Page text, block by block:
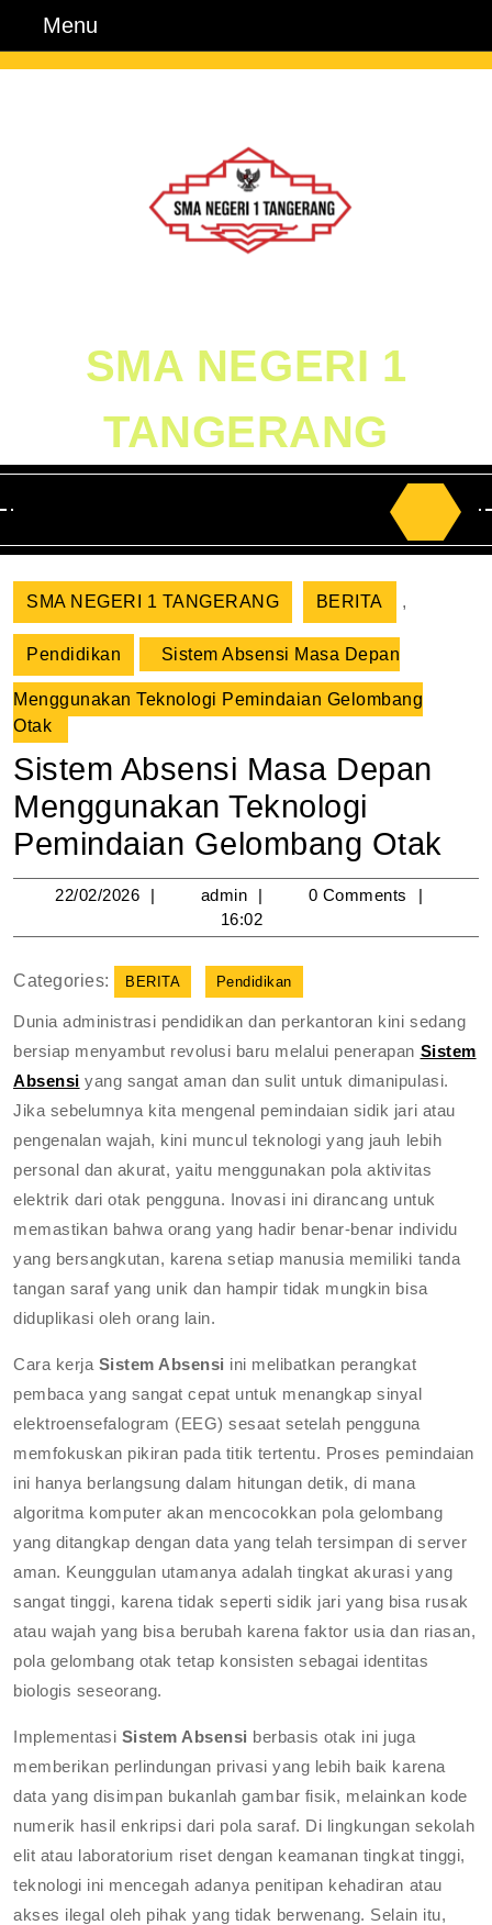
Menu
SMA NEGERI 1
TANGERANG
for:
SMA NEGERI 1 TANGERANG BERITA ,
Pendidikan Sistem Absensi Masa Depan
Menggunakan Teknologi Pemindaian Gelombang
Otak
Sistem Absensi Masa Depan
Menggunakan Teknologi
Pemindaian Gelombang Otak
22/02/2026 22/02/2026
admin admin0 Comments
16:02
Categories: BERITA Pendidikan
Dunia administrasi pendidikan dan perkantoran kini sedang
bersiap menyambut revolusi baru melalui penerapan Sistem
Absensi yang sangat aman dan sulit untuk dimanipulasi.
Jika sebelumnya kita mengenal pemindaian sidik jari atau
pengenalan wajah, kini muncul teknologi yang jauh lebih
personal dan akurat, yaitu menggunakan pola aktivitas
elektrik dari otak pengguna. Inovasi ini dirancang untuk
memastikan bahwa orang yang hadir benar-benar individu
yang bersangkutan, karena setiap manusia memiliki tanda
tangan saraf yang unik dan hampir tidak mungkin bisa
diduplikasi oleh orang lain.
Cara kerja Sistem Absensi ini melibatkan perangkat
pembaca yang sangat cepat untuk menangkap sinyal
elektroensefalogram (EEG) sesaat setelah pengguna
memfokuskan pikiran pada titik tertentu. Proses pemindaian
ini hanya berlangsung dalam hitungan detik, di mana
algoritma komputer akan mencocokkan pola gelombang
yang ditangkap dengan data yang telah tersimpan di server
aman. Keunggulan utamanya adalah tingkat akurasi yang
sangat tinggi, karena tidak seperti sidik jari yang bisa rusak
atau wajah yang bisa berubah karena faktor usia dan riasan,
pola gelombang otak tetap konsisten sebagai identitas
biologis seseorang.
Implementasi Sistem Absensi berbasis otak ini juga
memberikan perlindungan privasi yang lebih baik karena
data yang disimpan bukanlah gambar fisik, melainkan kode
numerik hasil enkripsi dari pola saraf. Di lingkungan sekolah
elit atau laboratorium riset dengan keamanan tingkat tinggi,
teknologi ini mencegah adanya penitipan kehadiran atau
akses ilegal oleh pihak yang tidak berwenang. Selain itu,